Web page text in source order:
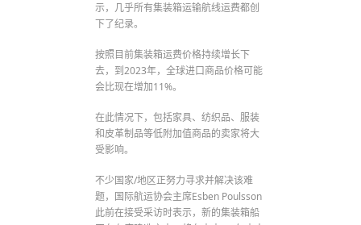
示，几乎所有集装箱运输航线运费都创
下了纪录。
按照目前集装箱运费价格持续增长下
去，到2023年，全球进口商品价格可能
会比现在增加11%。
在此情况下，包括家具、纺织品、服装
和皮革制品等低附加值商品的卖家将大
受影响。
不少国家/地区正努力寻求并解决该难
题，国际航运协会主席Esben Poulsson
此前在接受采访时表示，新的集装箱船